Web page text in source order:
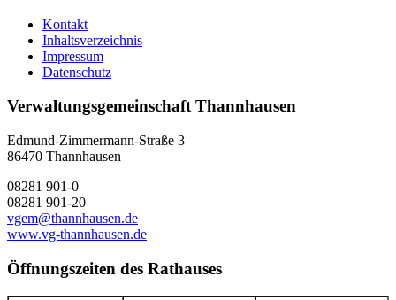
Kontakt
Inhaltsverzeichnis
Impressum
Datenschutz
Verwaltungsgemeinschaft Thannhausen
Edmund-Zimmermann-Straße 3
86470 Thannhausen
08281 901-0
08281 901-20
vgem@thannhausen.de
www.vg-thannhausen.de
Öffnungszeiten des Rathauses